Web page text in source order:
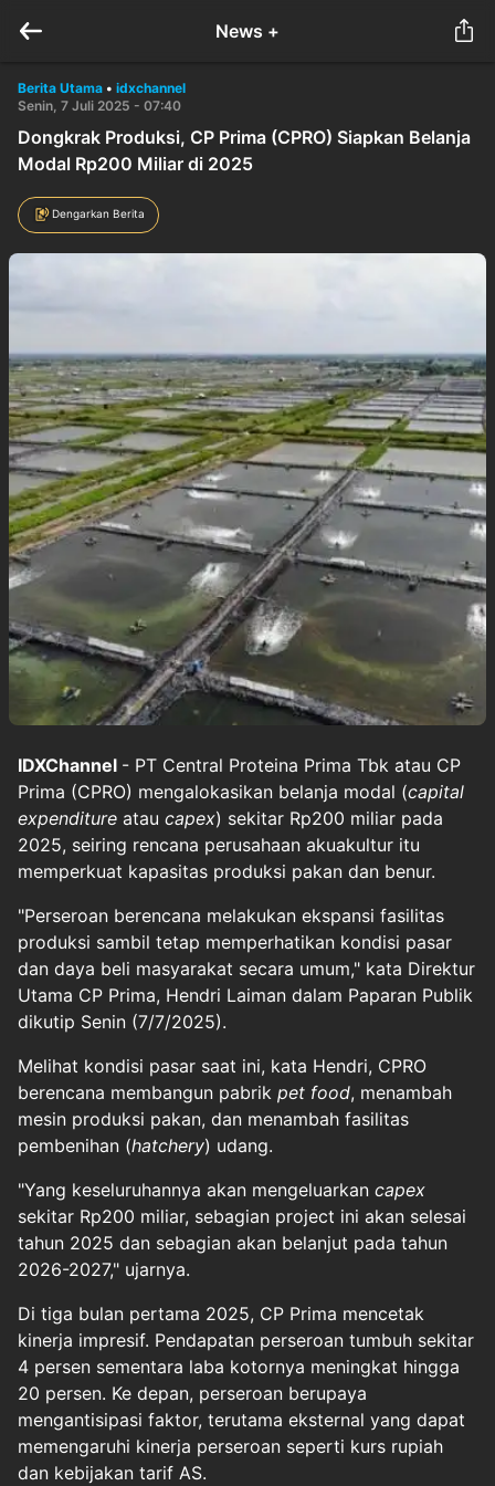
News +
Berita Utama • idxchannel
Senin, 7 Juli 2025 - 07:40
Dongkrak Produksi, CP Prima (CPRO) Siapkan Belanja
Modal Rp200 Miliar di 2025
Dengarkan Berita
IDXChannel - PT Central Proteina Prima Tbk atau CP
Prima (CPRO) mengalokasikan belanja modal (capital
expenditure atau capex) sekitar Rp200 miliar pada
2025, seiring rencana perusahaan akuakultur itu
memperkuat kapasitas produksi pakan dan benur.
"Perseroan berencana melakukan ekspansi fasilitas
produksi sambil tetap memperhatikan kondisi pasar
dan daya beli masyarakat secara umum," kata Direktur
Utama CP Prima, Hendri Laiman dalam Paparan Publik
dikutip Senin (7/7/2025).
Melihat kondisi pasar saat ini, kata Hendri, CPRO
berencana membangun pabrik pet food, menambah
mesin produksi pakan, dan menambah fasilitas
pembenihan (hatchery) udang.
"Yang keseluruhannya akan mengeluarkan capex
sekitar Rp200 miliar, sebagian project ini akan selesai
tahun 2025 dan sebagian akan belanjut pada tahun
2026-2027," ujarnya.
Di tiga bulan pertama 2025, CP Prima mencetak
kinerja impresif. Pendapatan perseroan tumbuh sekitar
4 persen sementara laba kotornya meningkat hingga
20 persen. Ke depan, perseroan berupaya
mengantisipasi faktor, terutama eksternal yang dapat
memengaruhi kinerja perseroan seperti kurs rupiah
dan kebijakan tarif AS.